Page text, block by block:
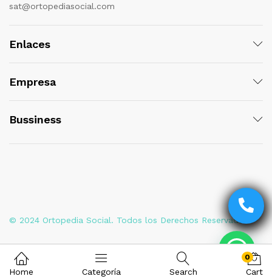
sat@ortopediasocial.com
Enlaces
Empresa
Bussiness
© 2024 Ortopedia Social. Todos los Derechos Reservados
Home Categoría Search
0
Cart